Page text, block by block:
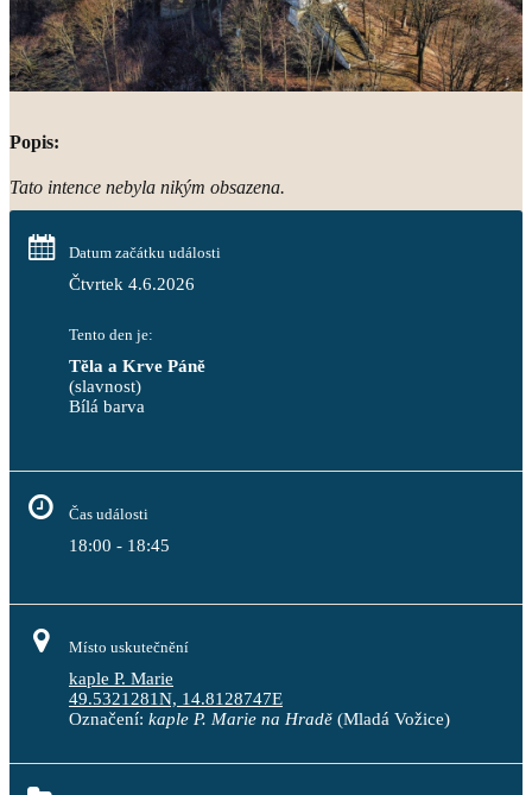
Popis:
Tato intence nebyla nikým obsazena.
Datum začátku události
Čtvrtek 4.6.2026
Tento den je:
Těla a Krve Páně
(slavnost)
Bílá barva
Čas události
18:00 - 18:45
Místo uskutečnění
kaple P. Marie
49.5321281N, 14.8128747E
Označení: kaple P. Marie na Hradě (Mladá Vožice)